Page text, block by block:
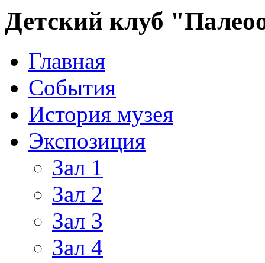
Детский клуб
Главная
События
История музея
Экспозиция
Зал 1
Зал 2
Зал 3
Зал 4